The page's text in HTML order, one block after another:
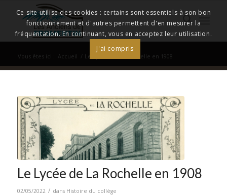
Vous êtes ici : Accueil / Le Lycée de La Rochelle en 1908
Le Lycée de La Rochelle en 1908
02/05/2022 / dans Histoire du collège
Ce site utilise des cookies : certains sont essentiels à son bon
fonctionnement et d'autres permettent d'en mesurer la
fréquentation. En continuant, vous en acceptez leur utilisation.
J'ai compris